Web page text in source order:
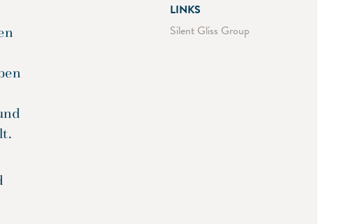
LINKS
Silent Gliss Group